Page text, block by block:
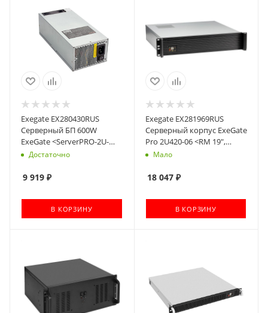
Exegate EX280430RUS
Серверный БП 600W
ExeGate <ServerPRO-2U-
600ADS> APFC, унив. для
3xIDE
Достаточно
9 919 ₽
В КОРЗИНУ
Exegate EX281969RUS
Серверный корпус ExeGate
Pro 2U420-06 <RM 19",
высота 2U, глубина 420, БП
Мало
18 047₽
В КОРЗИНУ